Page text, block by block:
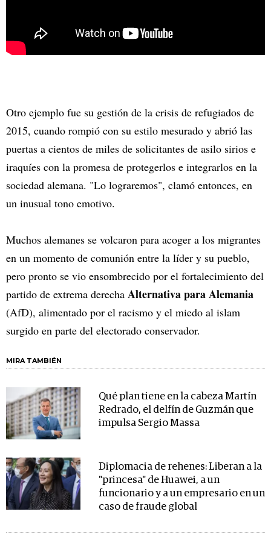
Otro ejemplo fue su gestión de la crisis de refugiados de
2015, cuando rompió con su estilo mesurado y abrió las
puertas a cientos de miles de solicitantes de asilo sirios e
iraquíes con la promesa de protegerlos e integrarlos en la
sociedad alemana. "Lo lograremos", clamó entonces, en
un inusual tono emotivo.
Muchos alemanes se volcaron para acoger a los migrantes
en un momento de comunión entre la líder y su pueblo,
pero pronto se vio ensombrecido por el fortalecimiento del
partido de extrema derecha Alternativa para Alemania
(AfD), alimentado por el racismo y el miedo al islam
surgido en parte del electorado conservador.
MIRA TAMBIÉN
Qué plan tiene en la cabeza Martín
Redrado, el delfín de Guzmán que
impulsa Sergio Massa
Diplomacia de rehenes: Liberan a la
"princesa" de Huawei, a un
funcionario y a un empresario en un
caso de fraude global